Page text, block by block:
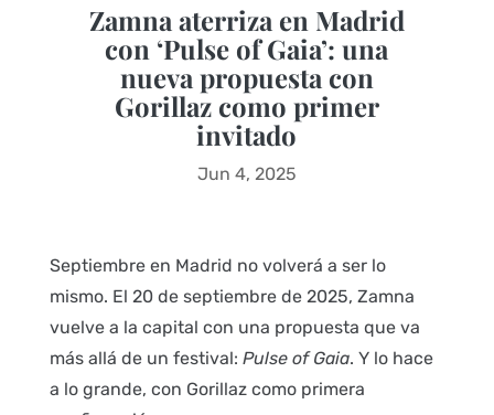
Zamna aterriza en Madrid
con ‘Pulse of Gaia’: una
nueva propuesta con
Gorillaz como primer
invitado
Jun 4, 2025
Septiembre en Madrid no volverá a ser lo
mismo. El 20 de septiembre de 2025, Zamna
vuelve a la capital con una propuesta que va
más allá de un festival: Pulse of Gaia. Y lo hace
a lo grande, con Gorillaz como primera